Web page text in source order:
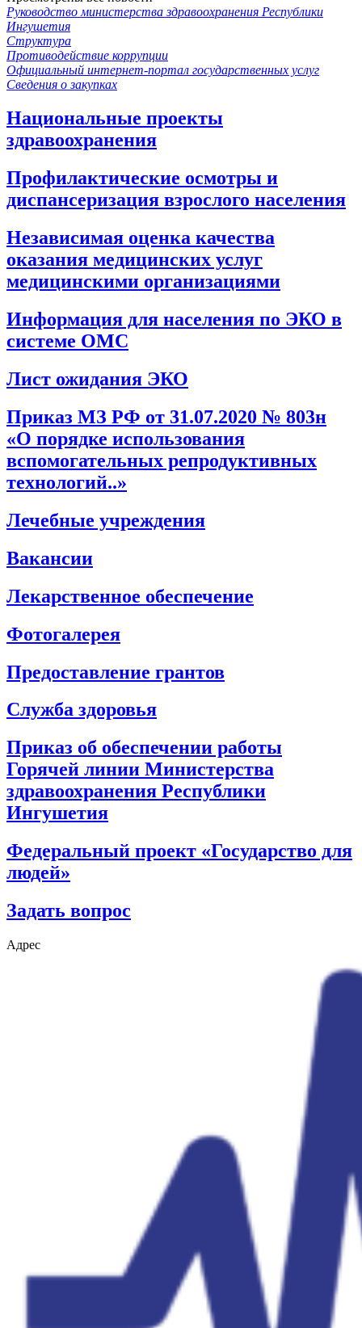
Руководство министерства здравоохранения Республики
Ингушетия
Структура
Противодействие коррупции
Официальный интернет-портал государственных услуг
Сведения о закупках
Национальные проекты
здравоохранения
Профилактические осмотры и
диспансеризация взрослого населения
Независимая оценка качества
оказания медицинских услуг
медицинскими организациями
Информация для населения по ЭКО в
системе ОМС
Лист ожидания ЭКО
Приказ МЗ РФ от 31.07.2020 № 803н
«О порядке использования
вспомогательных репродуктивных
технологий..»
Лечебные учреждения
Вакансии
Лекарственное обеспечение
Фотогалерея
Предоставление грантов
Служба здоровья
Приказ об обеспечении работы
Горячей линии Министерства
здравоохранения Республики
Ингушетия
Федеральный проект «Государство для
людей»
Задать вопрос
Адрес